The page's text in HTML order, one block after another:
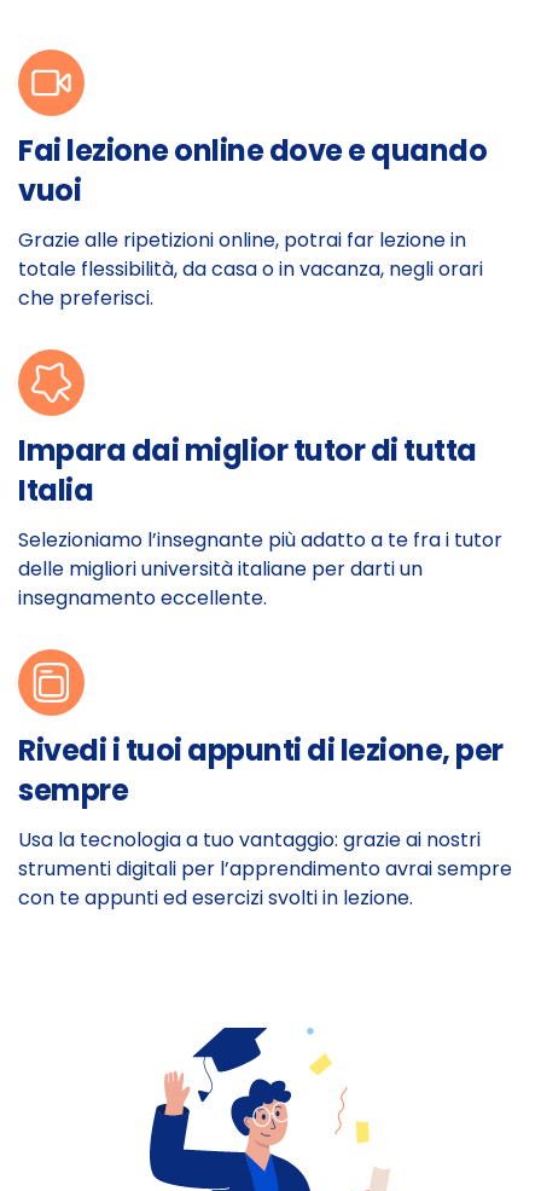
Fai lezione online dove e quando
vuoi
Grazie alle ripetizioni online, potrai far lezione in
totale flessibilità, da casa o in vacanza, negli orari
che preferisci.
Impara dai miglior tutor di tutta
Italia
Selezioniamo l’insegnante più adatto a te fra i tutor
delle migliori università italiane per darti un
insegnamento eccellente.
Rivedi i tuoi appunti di lezione, per
sempre
Usa la tecnologia a tuo vantaggio: grazie ai nostri
strumenti digitali per l’apprendimento avrai sempre
con te appunti ed esercizi svolti in lezione.